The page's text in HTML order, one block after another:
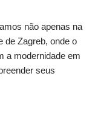
não apenas na
de Zagreb, onde o
a modernidade em
seus